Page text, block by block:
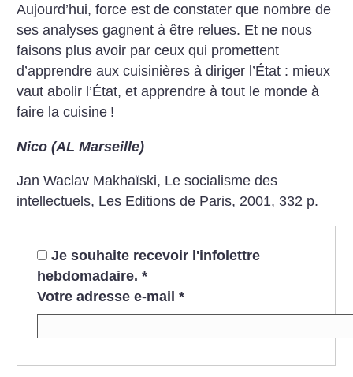
Aujourd’hui, force est de constater que nombre de
ses analyses gagnent à être relues. Et ne nous
faisons plus avoir par ceux qui promettent
d’apprendre aux cuisinières à diriger l’État : mieux
vaut abolir l’État, et apprendre à tout le monde à
faire la cuisine !
Nico (AL Marseille)
Jan Waclav Makhaïski, Le socialisme des
intellectuels, Les Editions de Paris, 2001, 332 p.
Je souhaite recevoir l'infolettre
hebdomadaire. *
Votre adresse e-mail *